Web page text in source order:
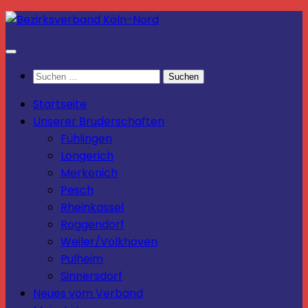
Zum
springen
Suchen
Startseite
Unserer Bruderschaften
Fühlingen
Longerich
Merkenich
Pesch
Rheinkassel
Roggendorf
Weiler/Volkhoven
Pulheim
Sinnersdorf
Neues vom Verband